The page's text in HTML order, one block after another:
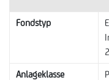
Fondstyp
Anlageklasse